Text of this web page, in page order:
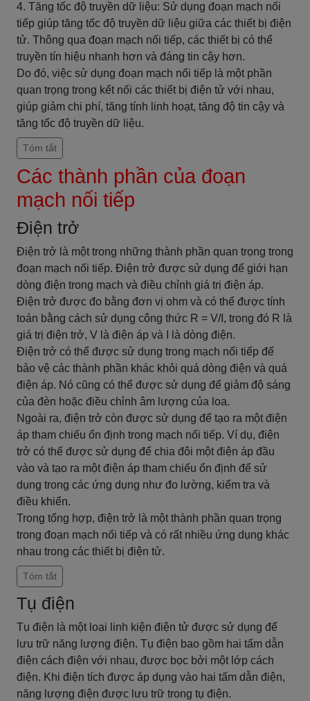
4. Tăng tốc độ truyền dữ liệu: Sử dụng đoạn mạch nối
tiếp giúp tăng tốc độ truyền dữ liệu giữa các thiết bị điện
tử. Thông qua đoạn mạch nối tiếp, các thiết bị có thể
truyền tín hiệu nhanh hơn và đáng tin cậy hơn.
Do đó, việc sử dụng đoạn mạch nối tiếp là một phần
quan trọng trong kết nối các thiết bị điện tử với nhau,
giúp giảm chi phí, tăng tính linh hoạt, tăng độ tin cậy và
tăng tốc độ truyền dữ liệu.
Tóm tắt
Các thành phần của đoạn
mạch nối tiếp
Điện trở
Điện trở là một trong những thành phần quan trọng trong
đoạn mạch nối tiếp. Điện trở được sử dụng để giới hạn
dòng điện trong mạch và điều chỉnh giá trị điện áp.
Điện trở được đo bằng đơn vị ohm và có thể được tính
toán bằng cách sử dụng công thức R = V/I, trong đó R là
giá trị điện trở, V là điện áp và I là dòng điện.
Điện trở có thể được sử dụng trong mạch nối tiếp để
bảo vệ các thành phần khác khỏi quá dòng điện và quá
điện áp. Nó cũng có thể được sử dụng để giảm độ sáng
của đèn hoặc điều chỉnh âm lượng của loa.
Ngoài ra, điện trở còn được sử dụng để tạo ra một điện
áp tham chiếu ổn định trong mạch nối tiếp. Ví dụ, điện
trở có thể được sử dụng để chia đôi một điện áp đầu
vào và tạo ra một điện áp tham chiếu ổn định để sử
dụng trong các ứng dụng như đo lường, kiểm tra và
điều khiển.
Trong tổng hợp, điện trở là một thành phần quan trọng
trong đoạn mạch nối tiếp và có rất nhiều ứng dụng khác
nhau trong các thiết bị điện tử.
Tóm tắt
Tụ điện
Tụ điện là một loại linh kiện điện tử được sử dụng để
lưu trữ năng lượng điện. Tụ điện bao gồm hai tấm dẫn
điện cách điện với nhau, được bọc bởi một lớp cách
điện. Khi điện tích được áp dụng vào hai tấm dẫn điện,
năng lượng điện được lưu trữ trong tụ điện.